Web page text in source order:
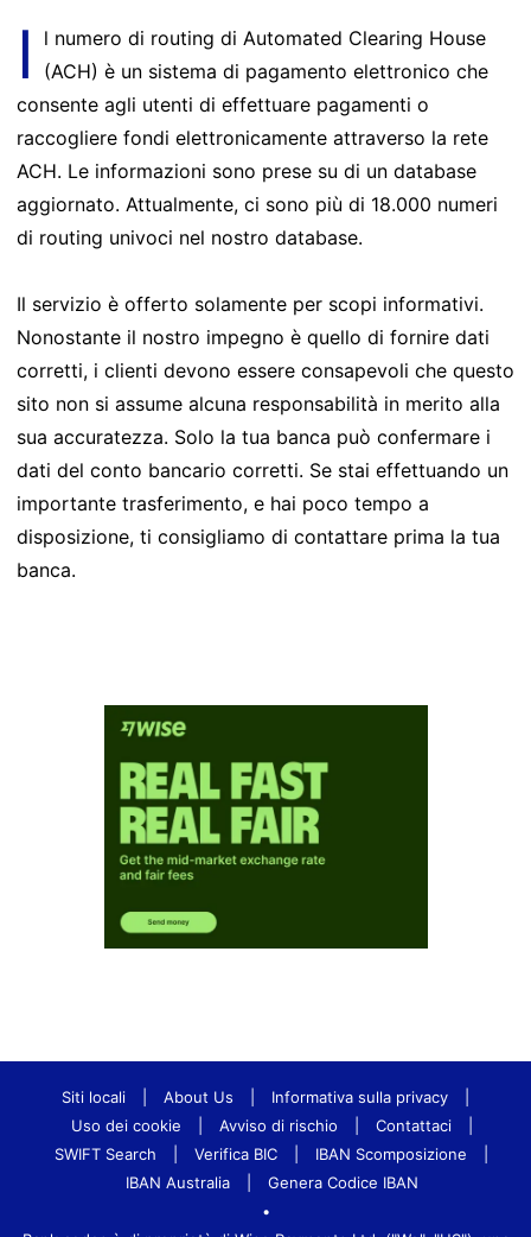
I
l numero di routing di Automated Clearing House
(ACH) è un sistema di pagamento elettronico che
consente agli utenti di effettuare pagamenti o
raccogliere fondi elettronicamente attraverso la rete
ACH. Le informazioni sono prese su di un database
aggiornato. Attualmente, ci sono più di 18.000 numeri
di routing univoci nel nostro database.
Il servizio è offerto solamente per scopi informativi.
Nonostante il nostro impegno è quello di fornire dati
corretti, i clienti devono essere consapevoli che questo
sito non si assume alcuna responsabilità in merito alla
sua accuratezza. Solo la tua banca può confermare i
dati del conto bancario corretti. Se stai effettuando un
importante trasferimento, e hai poco tempo a
disposizione, ti consigliamo di contattare prima la tua
banca.
Siti locali About Us Informativa sulla privacy
Uso dei cookie
Avviso di rischio Contattaci
SWIFT Search
Verifica BIC IBAN Scomposizione
IBAN Australia
Genera Codice IBAN
•